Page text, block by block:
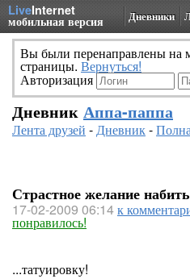
LiveInternet
мобильная версия Дневники
Вы были перенаправлены на
страницы. Вернуться!
Авторизация
Дневник Аппа-паппа
Лента друзей -Дневник-
Страстное желание
17-02-2009 06:14к
понравилось!
...татуировку!